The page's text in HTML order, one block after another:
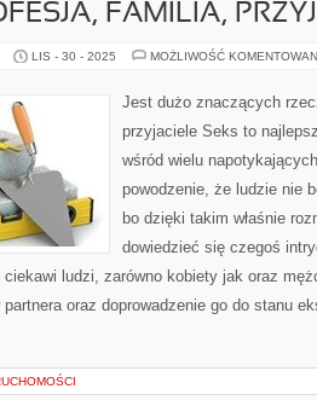
FAMILIA,
LIS - 30 - 2025 MOŻLIWOŚĆ
Jest dużo znaczących
przyjaciele Seks to
wśród wielu
powodzenie, że ludzie nie
bo dzięki takim właśnie
dowiedzieć się czegoś
ludzi, zarówno kobiety jak oraz
partnera oraz doprowadzenie go do stanu